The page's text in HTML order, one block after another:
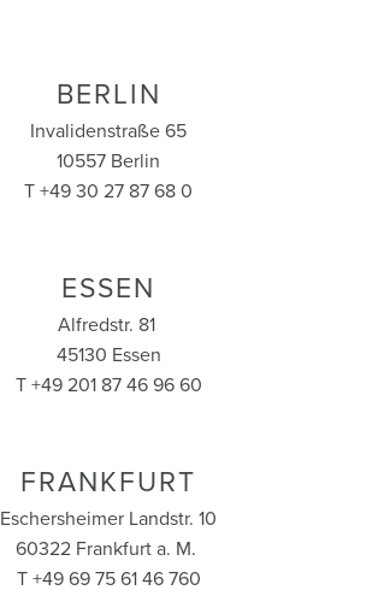
BERLIN
Invalidenstraße 65
10557 Berlin
T +49 30 27 87 68 0
ESSEN
Alfredstr. 81
45130 Essen
T +49 201 87 46 96 60
FRANKFURT
Eschersheimer Landstr. 10
60322 Frankfurt a. M.
T +49 69 75 61 46 760